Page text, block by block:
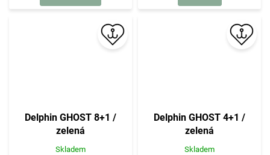
Delphin GHOST 8+1 /
zelená
Skladem
Delphin GHOST 4+1 /
zelená
Skladem